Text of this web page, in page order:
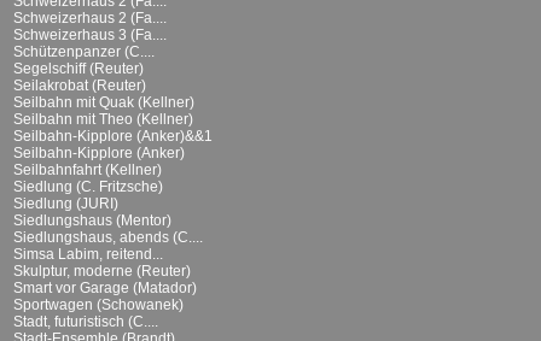
Schweizerhaus 2 (Fa....
Schweizerhaus 3 (Fa....
Schützenpanzer (C....
Segelschiff (Reuter)
Seilakrobat (Reuter)
Seilbahn mit Quak (Kellner)
Seilbahn mit Theo (Kellner)
Seilbahn-Kipplore (Anker)&&1
Seilbahn-Kipplore (Anker)
Seilbahnfahrt (Kellner)
Siedlung (C. Fritzsche)
Siedlung (JURI)
Siedlungshaus (Mentor)
Siedlungshaus, abends (C....
Simsa Labim, reitend...
Skulptur, moderne (Reuter)
Smart vor Garage (Matador)
Sportwagen (Schowanek)
Stadt, futuristisch (C....